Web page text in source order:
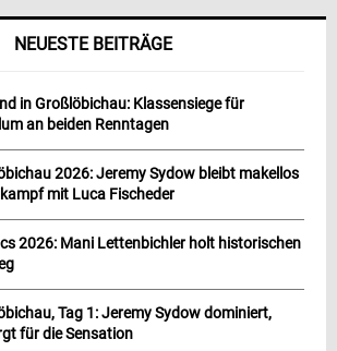
NEUESTE BEITRÄGE
in Großlöbichau: Klassensiege für
an beiden Renntagen
2026: Jeremy Sydow bleibt makellos
mit Luca Fischeder
2026: Mani Lettenbichler holt historischen
Tag 1: Jeremy Sydow dominiert,
für die Sensation